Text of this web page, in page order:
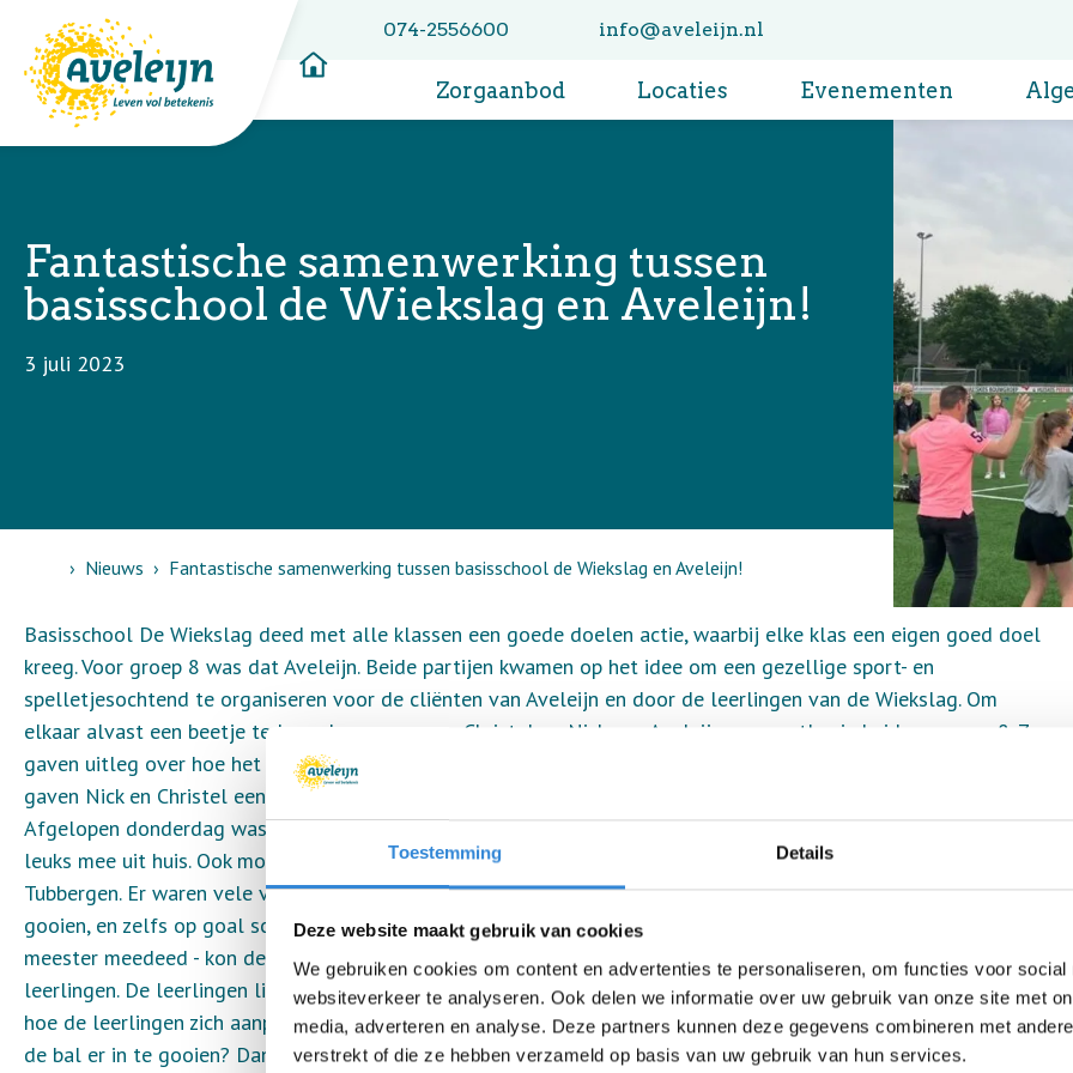
Toestemming Details
Deze website maakt gebruik van cookies
We gebruiken cookies om content en advertenties te personaliseren, om functies voor social
websiteverkeer te analyseren. Ook delen we informatie over uw gebruik van onze site met
media, adverteren en analyse. Deze partners kunnen deze gegevens combineren met
verstrekt of die ze hebben verzameld op basis van uw gebruik van hun services.
074-2556600
info@aveleijn.nl
Zorgaanbod Locaties Evenementen
Fantastische samenwerking tussen
basisschool de Wiekslag en Aveleijn!
3 juli 2023
HomeNieuws Fantastische samenwerking tussen basisschool de Wiekslag en Aveleijn!
Basisschool De Wiekslag deed met alle klassen een goede doelen actie, waarbij elke klas een eigen goed doel
kreeg. Voor groep 8 was dat Aveleijn. Beide partijen kwamen op het idee om een gezellige sport- en
spelletjesochtend te organiseren voor de cliënten van Aveleijn en door de leerlingen van de Wiekslag. Om
elkaar alvast een beetje te leren kennen, gaven Christel en Nick van Aveleijn een gastles in beide groepen 8. Ze
gaven uitleg over hoe het is om te leven met een verstandelijke beperking. De kinderen vonden het erg leuk en
gaven Nick en Christel een groot applaus!
Afgelopen donderdag was het dan zo ver! De kinderen brachten hun zelfgemaakte spellen mee, of namen iets
leuks mee uit huis. Ook mochten er spelletjes geleend worden bij de buurtsportcoaches van sportservice
Tubbergen. Er waren vele variaties bedacht: van een mooi eigen gemaakt ezeltje-prik-je, tot ringen om pionnen
gooien, en zelfs op goal schieten! Na een warming-up, waarbij de meisjes een dansje opvoerden - en zelfs een
meester meedeed - kon de indeling van de groepjes worden gemaakt. Alle 24 cliënten werden verdeeld over 2
leerlingen. De leerlingen liepen met de cliënt van Aveleijn alle spelletjes langs. Het was fantastisch om te zien
hoe de leerlingen zich aanpasten aan de cliënt. Zat er een cliënt in de rolstoel en kon hij niet bij de basket om
de bal er in te gooien? Dan werd de korf van de paal gehaald en kon er toch gegooid worden. Is een cliënt